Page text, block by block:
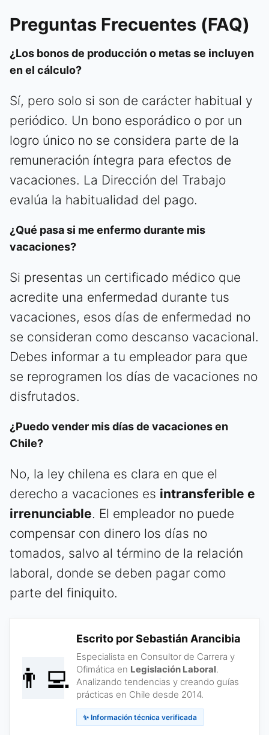
Preguntas Frecuentes (FAQ)
¿Los bonos de producción o metas se incluyen
en el cálculo?
Sí, pero solo si son de carácter habitual y
periódico. Un bono esporádico o por un
logro único no se considera parte de la
remuneración íntegra para efectos de
vacaciones. La Dirección del Trabajo
evalúa la habitualidad del pago.
¿Qué pasa si me enfermo durante mis
vacaciones?
Si presentas un certificado médico que
acredite una enfermedad durante tus
vacaciones, esos días de enfermedad no
se consideran como descanso vacacional.
Debes informar a tu empleador para que
se reprogramen los días de vacaciones no
disfrutados.
¿Puedo vender mis días de vacaciones en
Chile?
No, la ley chilena es clara en que el
derecho a vacaciones es intransferible e
irrenunciable. El empleador no puede
compensar con dinero los días no
tomados, salvo al término de la relación
laboral, donde se deben pagar como
parte del finiquito.
👨‍💻
Escrito por Sebastián Arancibia
Especialista en Consultor de Carrera y
Ofimática en Legislación Laboral.
Analizando tendencias y creando guías
prácticas en Chile desde 2014.
✨ Información técnica verificada